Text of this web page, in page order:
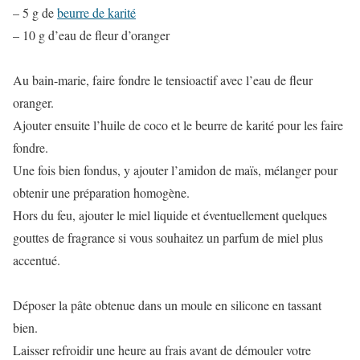
– 5 g debeurre de karité
– 10 g d’eau de fleur d’oranger
Au bain-marie, faire fondre le tensioactif avec l’eau de fleur
oranger.
Ajouter ensuite l’huile de coco et le beurre de karité pour les faire
fondre.
Une fois bien fondus, y ajouter l’amidon de maïs, mélanger pour
obtenir une préparation homogène.
Hors du feu, ajouter le miel liquide et éventuellement quelques
gouttes de fragrance si vous souhaitez un parfum de miel plus
accentué.
Déposer la pâte obtenue dans un moule en silicone en tassant
bien.
Laisser refroidir une heure au frais avant de démouler votre